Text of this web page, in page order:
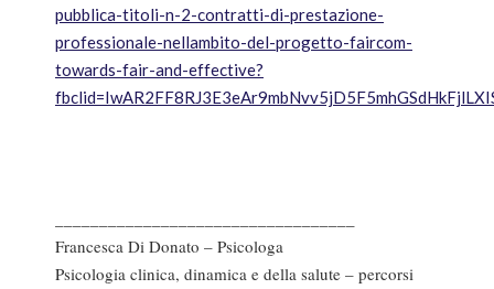
pubblica-titoli-n-2-contratti-di-prestazione-
professionale-nellambito-del-progetto-faircom-
towards-fair-and-effective?
Francesca Di Donato – Psicologa
Psicologia clinica, dinamica e della salute – percorsi